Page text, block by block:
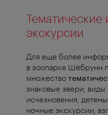
Тематические
экскурсии
Для еще более
в зоопарке Шёбрунн
множество
знаковые звери, виды
исчезновения,
ночные экскурсии,